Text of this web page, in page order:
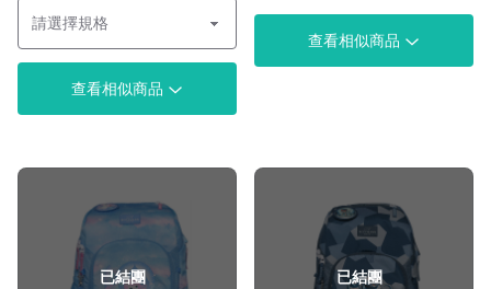
查看相似商品
查看相似商品
已結團 已結團